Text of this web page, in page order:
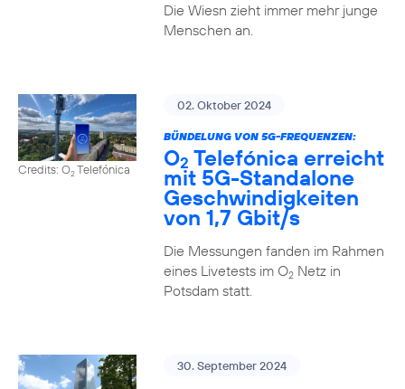
Die Wiesn zieht immer mehr junge
Menschen an.
Credits: O2Telefónica
02. Oktober 2024
BÜNDELUNG VON 5G-FREQUENZEN:
O2 Telefónica erreicht
mit 5G-Standalone
Geschwindigkeiten
von 1,7 Gbit/s
Die Messungen fanden im Rahmen
eines Livetests im O2Netz in
Potsdam statt.
30. September 2024